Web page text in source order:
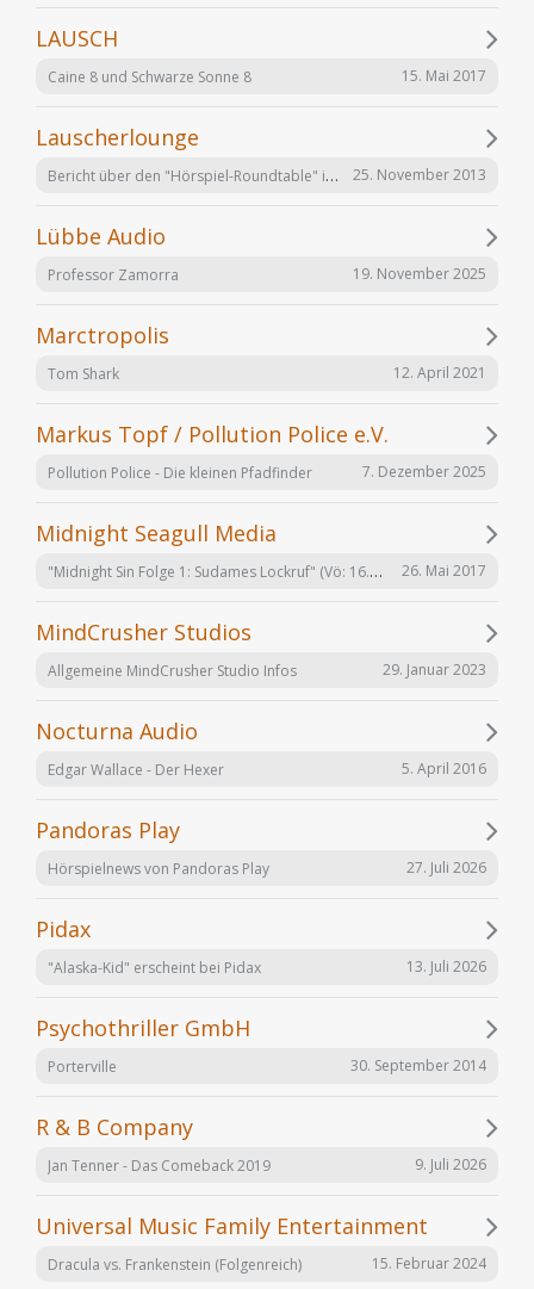
LAUSCH
Caine 8 und Schwarze Sonne 8 15. Mai 2017
Lauscherlounge
Bericht über den "Hörspiel-Roundtable" im Lauschermagazin 25. November 2013
Lübbe Audio
Professor Zamorra 19. November 2025
Marctropolis
Tom Shark 12. April 2021
Markus Topf / Pollution Police e.V.
Pollution Police - Die kleinen Pfadfinder 7. Dezember 2025
Midnight Seagull Media
"Midnight Sin Folge 1: Sudames Lockruf" (Vö: 16.06.2017) 26. Mai 2017
MindCrusher Studios
Allgemeine MindCrusher Studio Infos 29. Januar 2023
Nocturna Audio
Edgar Wallace - Der Hexer 5. April 2016
Pandoras Play
Hörspielnews von Pandoras Play 27. Juli 2026
Pidax
"Alaska-Kid" erscheint bei Pidax 13. Juli 2026
Psychothriller GmbH
Porterville 30. September 2014
R & B Company
Jan Tenner - Das Comeback 2019 9. Juli 2026
Universal Music Family Entertainment
Dracula vs. Frankenstein (Folgenreich) 15. Februar 2024